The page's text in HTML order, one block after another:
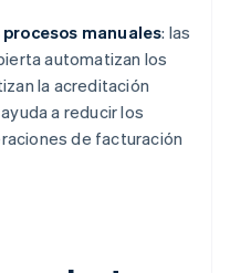
manuales: las
automatizan los
la acreditación
a reducir los
de facturación